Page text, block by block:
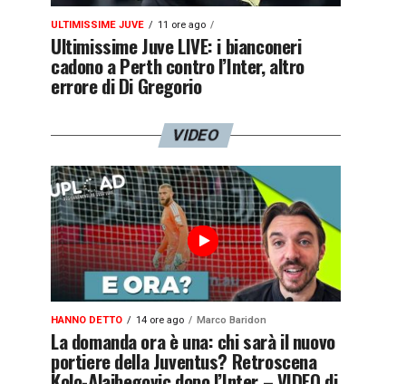
ULTIMISSIME JUVE 11 ore ago
Ultimissime Juve LIVE: i bianconeri
cadono a Perth contro l’Inter, altro
errore di Di Gregorio
VIDEO
HANNO DETTO 14 ore ago Marco Baridon
La domanda ora è una: chi sarà il nuovo
portiere della Juventus? Retroscena